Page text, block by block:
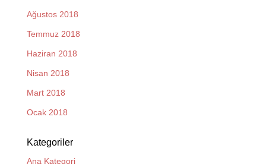
Ağustos 2018
Temmuz 2018
Haziran 2018
Nisan 2018
Mart 2018
Ocak 2018
Kategoriler
Ana Kategori